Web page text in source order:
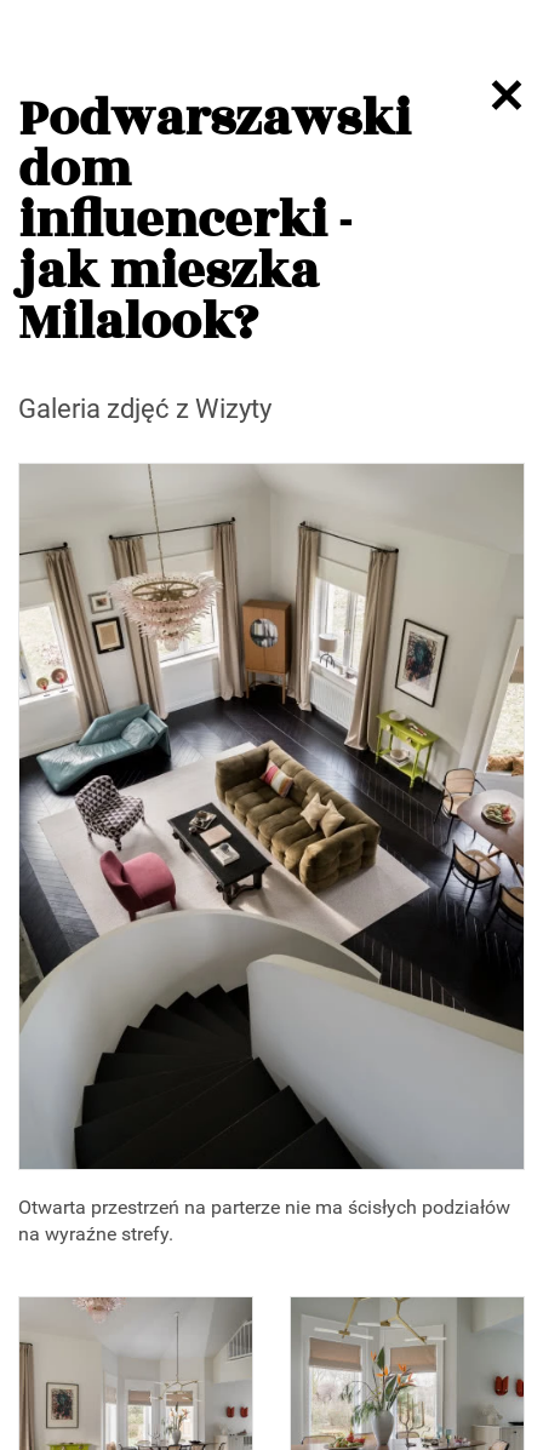
Podwarszawski
dom
influencerki -
jak mieszka
Milalook?
Galeria zdjęć z Wizyty
Otwarta przestrzeń na parterze nie ma ścisłych podziałów
na wyraźne strefy.